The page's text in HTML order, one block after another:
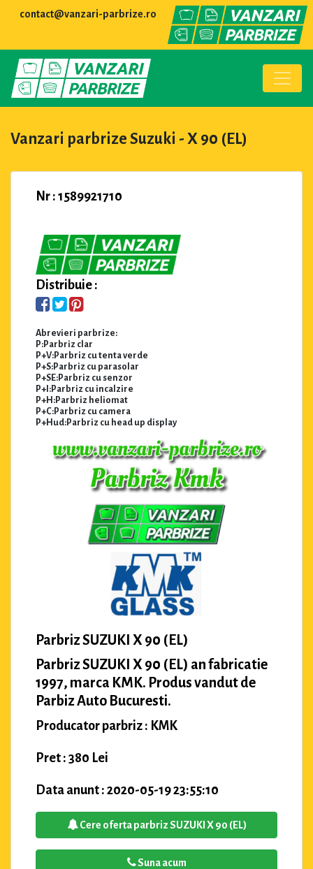
contact@vanzari-parbrize.ro
Vanzari parbrize Suzuki - X 90 (EL)
Nr : 1589921710
Distribuie :
Abrevieri parbrize:
P:Parbriz clar
P+V:Parbriz cu tenta verde
P+S:Parbriz cu parasolar
P+SE:Parbriz cu senzor
P+I:Parbriz cu incalzire
P+H:Parbriz heliomat
P+C:Parbriz cu camera
P+Hud:Parbriz cu head up display
Parbriz SUZUKI X 90 (EL)
Parbriz SUZUKI X 90 (EL) an fabricatie
1997, marca KMK. Produs vandut de
Parbiz Auto Bucuresti.
Producator parbriz : KMK
Pret : 380 Lei
Data anunt : 2020-05-19 23:55:10
Cere oferta parbriz SUZUKI X 90 (EL)
Suna acum